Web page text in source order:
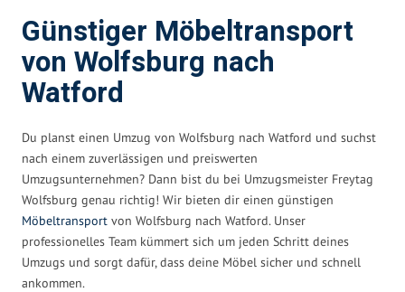
Günstiger Möbeltransport
von Wolfsburg nach
Watford
Du planst einen Umzug von Wolfsburg nach Watford und suchst
nach einem zuverlässigen und preiswerten
Umzugsunternehmen? Dann bist du bei Umzugsmeister Freytag
Wolfsburg genau richtig! Wir bieten dir einen günstigen
Möbeltransport von Wolfsburg nach Watford. Unser
professionelles Team kümmert sich um jeden Schritt deines
Umzugs und sorgt dafür, dass deine Möbel sicher und schnell
ankommen.